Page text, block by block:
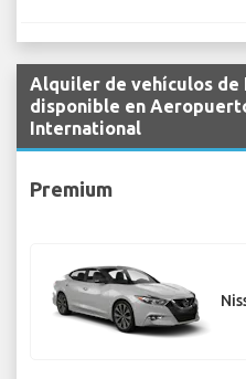
Alquiler de vehículos de
disponible en
International
Premium